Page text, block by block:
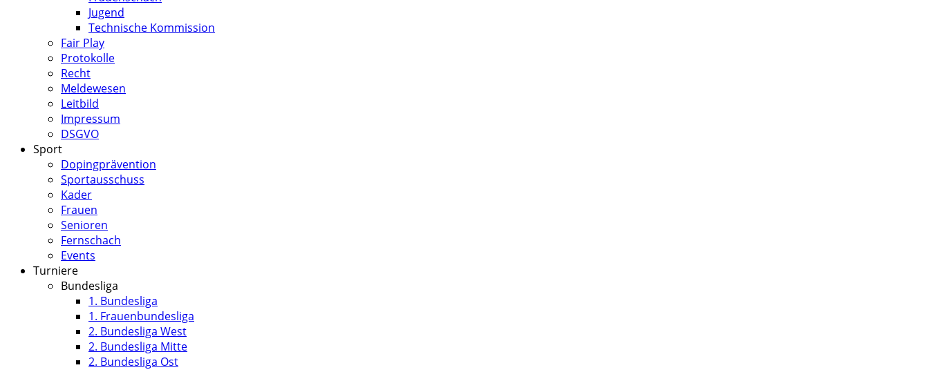
Jugend
Technische Kommission
Fair Play
Protokolle
Recht
Meldewesen
Leitbild
Impressum
DSGVO
Sport
Dopingprävention
Sportausschuss
Kader
Frauen
Senioren
Fernschach
Events
Turniere
Bundesliga
1. Bundesliga
1. Frauenbundesliga
2. Bundesliga West
2. Bundesliga Mitte
2. Bundesliga Ost